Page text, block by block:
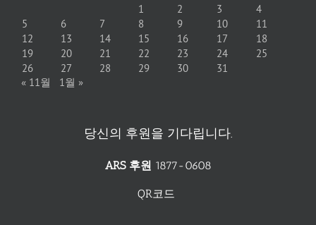
1 2 3
4
5
6 7 8 9 10
11
12
13 14 15 16 17
18
19
20 21 22 23 24
25
26
27 28 29 30
31
« 11월
1월 »
당신의 후원을 기다립니다.
ARS 후원 1877-0608
QR코드